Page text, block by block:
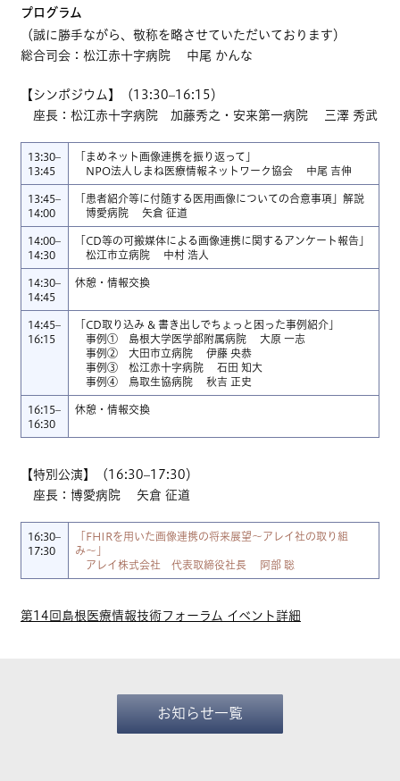
プログラム
（誠に勝手ながら、敬称を略させていただいております）
総合司会：松江赤十字病院 中尾 かんな
【シンポジウム】（13:30–16:15）
座長：松江赤十字病院 加藤秀之・安来第一病院 三澤 秀武
13:30–
13:45
「まめネット画像連携を振り返って」
NPO法人しまね医療情報ネットワーク協会 中尾 吉伸
13:45–
14:00
「患者紹介等に付随する医用画像についての合意事項」解説
博愛病院 矢倉 征道
14:00–
14:30
「CD等の可搬媒体による画像連携に関するアンケート報告」
松江市立病院 中村 浩人
14:30–
14:45
休憩・情報交換
14:45–
16:15
「CD取り込み & 書き出しでちょっと困った事例紹介」
事例① 島根大学医学部附属病院 大原 一志
事例② 大田市立病院 伊藤 央恭
事例③ 松江赤十字病院 石田 知大
事例④ 鳥取生協病院 秋吉 正史
16:15–
16:30
休憩・情報交換
【特別公演】（16:30–17:30）
座長：博愛病院 矢倉 征道
16:30–
17:30
「FHIRを用いた画像連携の将来展望〜アレイ社の取り組
み〜」
アレイ株式会社 代表取締役社長 阿部 聡
第14回島根医療情報技術フォーラム イベント詳細
お知らせ一覧